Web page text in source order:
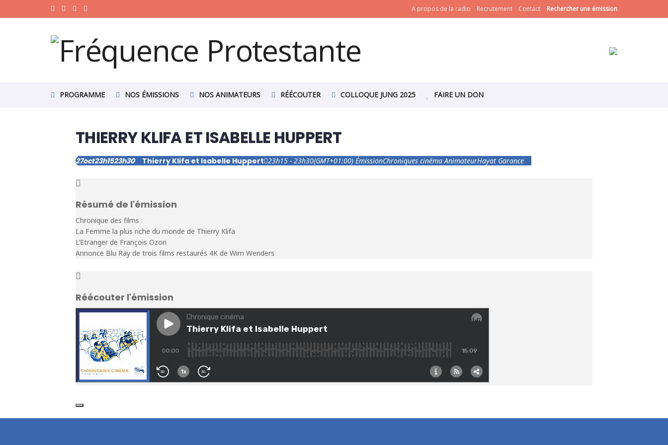
A propos de la radio Recrutement Contact Rechercher une émission
PROGRAMME NOS ÉMISSIONS NOS ANIMATEURS RÉÉCOUTER COLLOQUE JUNG 2025 FAIRE UN DON
THIERRY KLIFA ET ISABELLE HUPPERT
27oct23h1523h30 Thierry Klifa et Isabelle Huppert 23h15 - 23h30(GMT+01:00) ÉmissionChroniques cinéma AnimateurHayat Garance
Résumé de l'émission
Chronique des films :
La Femme la plus riche du monde de Thierry Klifa
L’Etranger de François Ozon
Annonce Blu Ray de trois films restaurés 4K de Wim Wenders
Réécouter l'émission